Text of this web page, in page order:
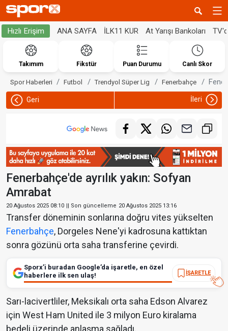
Hızlı Erişim ANA SAYFA İLK11 KUR At Yarışı Bankoları
Takımım Fikstür Puan Durumu Canlı Skor
Spor Haberleri Futbol Trendyol Süper Lig Fenerbahçe
Geri İleri
Fenerbahçe'de ayrılık yakın: Sofyan
Amrabat
20 Ağustos 2025 08:10 || Son güncelleme 20 Ağustos 2025 13:16
Transfer döneminin sonlarına doğru vites yükselten
Fenerbahçe, Dorgeles Nene'yi kadrosuna kattıktan
sonra gözünü orta saha transferine çevirdi.
Sporx’i buradan Google’da işaretle, en özel
haberlere ilk sen ulaş!
İŞARETLE
Sarı-lacivertliler, Meksikalı orta saha Edson Alvarez
için West Ham United ile 3 milyon Euro kiralama
bedeli üzerinde anlaşma sağladı.